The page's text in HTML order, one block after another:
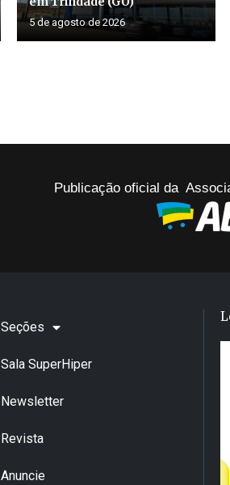
5 de agosto de 2026
Publicação oficial da
Seções
Sala SuperHiper
Newsletter
Revista
Anuncie